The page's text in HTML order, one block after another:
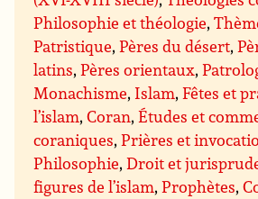
Philosophie et théologie,
Patristique,Pères du désert,
latins,Pères orientaux,
Monachisme, Islam,Fêtes et
l’islam,Coran,Études et
coraniques,Prières et
Philosophie,Droit et
figures de l’islam,Prophètes,